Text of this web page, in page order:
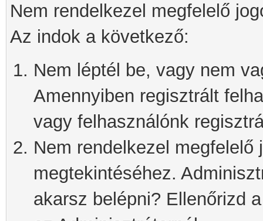
Nem rendelkezel megfelelő
Az indok a következő:
Nem léptél be, vagy nem
Amennyiben regisztrált
vagy felhasználónk
Nem rendelkezel megfelelő
megtekintéséhez.
akarsz belépni? Ellenőrizd